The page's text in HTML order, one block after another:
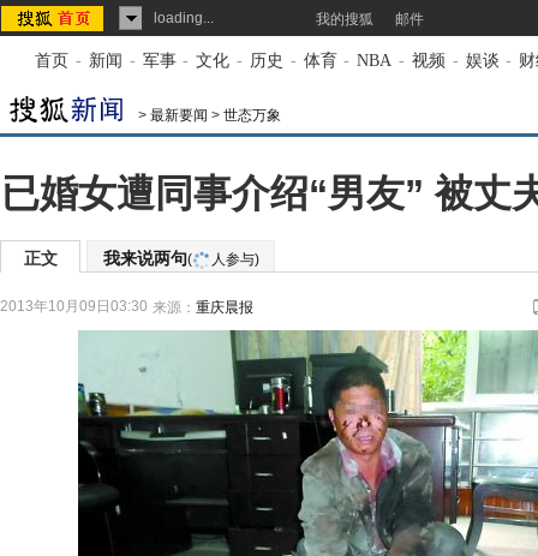
loading... 我的搜狐 邮件
首页 - 新闻 - 军事 - 文化 - 历史 - 体育 - NBA - 视频 - 娱谈 -
> 最新要闻 > 世态万象
已婚女遭同事介绍“男友” 被丈
正文 我来说两句( 人参与)
2013年10月09日03:30 来源： 重庆晨报